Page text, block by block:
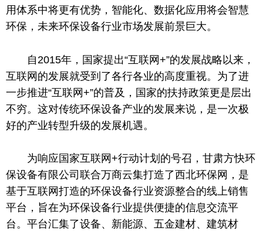
用体系中将更有优势，智能化、数据化应用将会智慧
环保，未来环保设备行业市场发展前景巨大。
自2015年，国家提出“互联网+”的发展战略以来，
互联网的发展就受到了各行各业的高度重视。为了进
一步推进“互联网+”的普及，国家的扶持政策更是层出
不穷。这对传统环保设备产业的发展来说，是一次极
好的产业转型升级的发展机遇。
为响应国家互联网+行动计划的号召，甘肃方快环
保设备有限公司联合万商云集打造了西北环保网，是
基于互联网打造的环保设备行业资源整合的线上销售
平台，旨在为环保设备行业提供便捷的信息交流平
台。平台汇集了设备、新能源、五金建材、建筑材